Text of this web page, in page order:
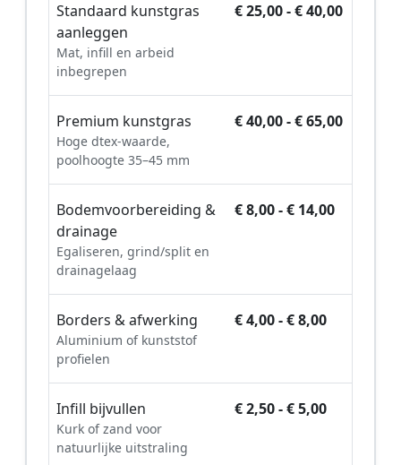
Standaard kunstgras
aanleggen
Mat, infill en arbeid
inbegrepen
€ 25,00 - € 40,00
Premium kunstgras
Hoge dtex-waarde,
poolhoogte 35–45 mm
€ 40,00 - € 65,00
Bodemvoorbereiding &
drainage
Egaliseren, grind/split en
drainagelaag
€ 8,00 - € 14,00
Borders & afwerking
Aluminium of kunststof
profielen
€ 4,00 - € 8,00
Infill bijvullen
Kurk of zand voor
natuurlijke uitstraling
€ 2,50 - € 5,00